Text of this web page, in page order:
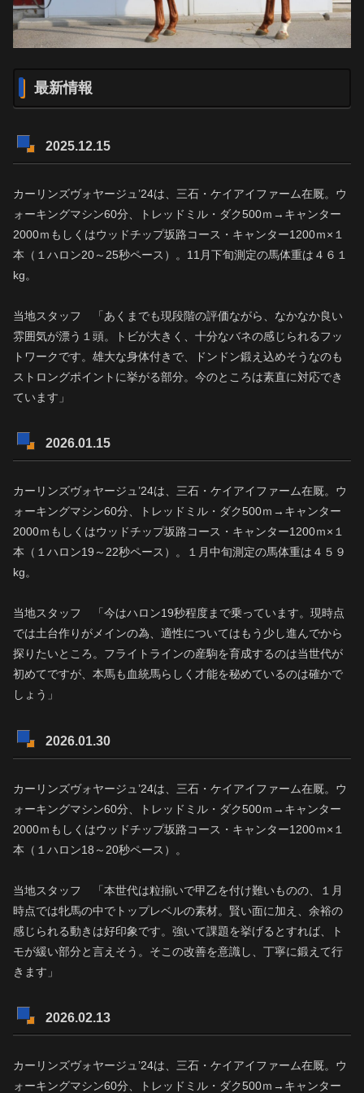
最新情報
2025.12.15
カーリンズヴォヤージュ’24は、三石・ケイアイファーム在厩。ウ
ォーキングマシン60分、トレッドミル・ダク500ｍ→キャンター
2000ｍもしくはウッドチップ坂路コース・キャンター1200ｍ×１
本（１ハロン20～25秒ペース）。11月下旬測定の馬体重は４６１
kg。
当地スタッフ 「あくまでも現段階の評価ながら、なかなか良い
雰囲気が漂う１頭。トビが大きく、十分なバネの感じられるフッ
トワークです。雄大な身体付きで、ドンドン鍛え込めそうなのも
ストロングポイントに挙がる部分。今のところは素直に対応でき
ています」
2026.01.15
カーリンズヴォヤージュ’24は、三石・ケイアイファーム在厩。ウ
ォーキングマシン60分、トレッドミル・ダク500ｍ→キャンター
2000ｍもしくはウッドチップ坂路コース・キャンター1200ｍ×１
本（１ハロン19～22秒ペース）。１月中旬測定の馬体重は４５９
kg。
当地スタッフ 「今はハロン19秒程度まで乗っています。現時点
では土台作りがメインの為、適性についてはもう少し進んでから
探りたいところ。フライトラインの産駒を育成するのは当世代が
初めてですが、本馬も血統馬らしく才能を秘めているのは確かで
しょう」
2026.01.30
カーリンズヴォヤージュ’24は、三石・ケイアイファーム在厩。ウ
ォーキングマシン60分、トレッドミル・ダク500ｍ→キャンター
2000ｍもしくはウッドチップ坂路コース・キャンター1200ｍ×１
本（１ハロン18～20秒ペース）。
当地スタッフ 「本世代は粒揃いで甲乙を付け難いものの、１月
時点では牝馬の中でトップレベルの素材。賢い面に加え、余裕の
感じられる動きは好印象です。強いて課題を挙げるとすれば、ト
モが緩い部分と言えそう。そこの改善を意識し、丁寧に鍛えて行
きます」
2026.02.13
カーリンズヴォヤージュ’24は、三石・ケイアイファーム在厩。ウ
ォーキングマシン60分、トレッドミル・ダク500ｍ→キャンター